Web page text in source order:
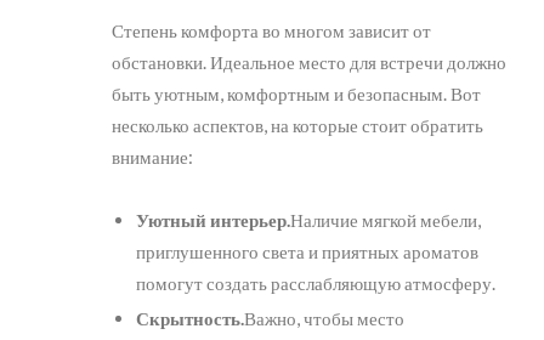
Степень комфорта во многом зависит от
обстановки. Идеальное место для встречи должно
быть уютным, комфортным и безопасным. Вот
несколько аспектов, на которые стоит обратить
внимание:
Уютный интерьер.Наличие мягкой мебели,
приглушенного света и приятных ароматов
помогут создать расслабляющую атмосферу.
Скрытность.Важно, чтобы место